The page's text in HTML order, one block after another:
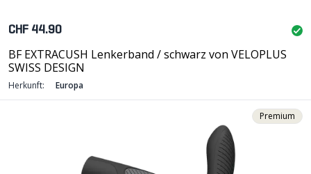
CHF 44.90
BF EXTRACUSH Lenkerband / schwarz von VELOPLUS
SWISS DESIGN
Herkunft: Europa
Premium